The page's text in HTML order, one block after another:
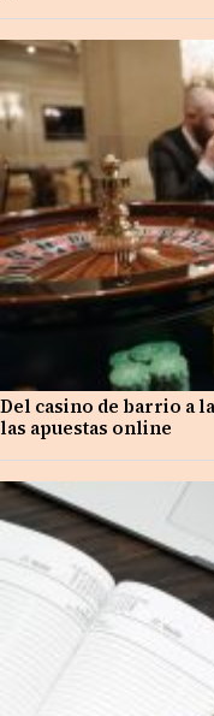
Del casino de barrio a
las apuestas online